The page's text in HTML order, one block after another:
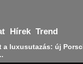
Hírek Trend
a luxusutazás: új